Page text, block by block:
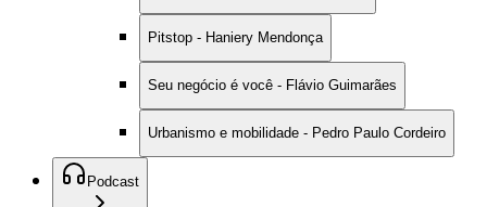
Pitstop - Haniery Mendonça
Seu negócio é você - Flávio Guimarães
Urbanismo e mobilidade - Pedro Paulo Cordeiro
Podcast